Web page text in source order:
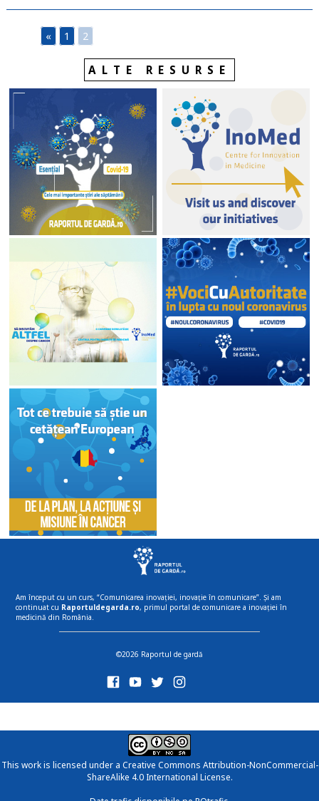
« 1 2
ALTE RESURSE
Am început cu un curs, “Comunicarea inovației, inovație în comunicare”. Și am
continuat cu Raportuldegarda.ro, primul portal de comunicare a inovației în
medicină din România.
©2026 Raportul de gardă
This work is licensed under a Creative Commons Attribution-NonCommercial-
ShareAlike 4.0 International License.